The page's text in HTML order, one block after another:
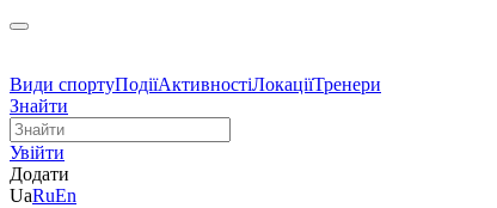
Види спортуПодіїАктивностіЛокаціїТренери
Знайти
Увійти
Додати
UaRuEn